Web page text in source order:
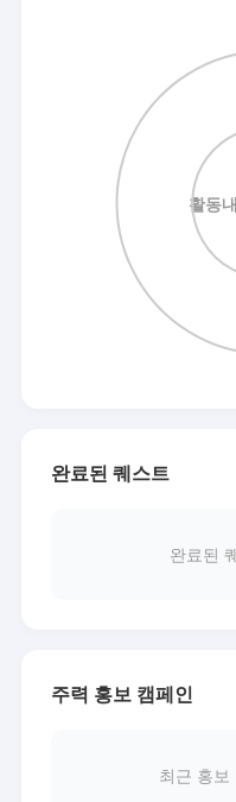
완료된 퀘스트
완료된
주력 홍보 캠페인
최근 홍보